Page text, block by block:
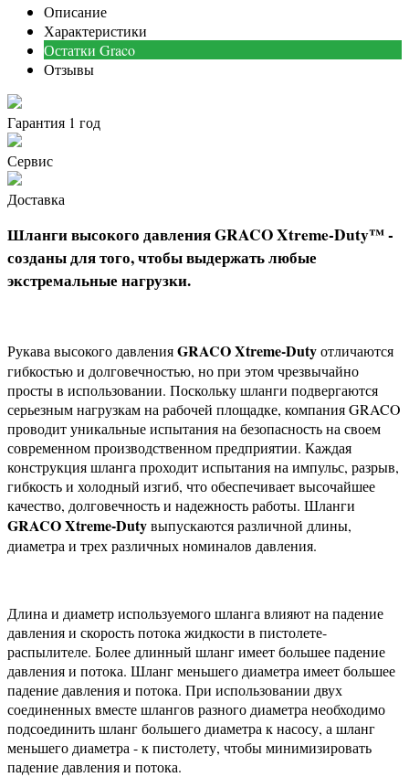
Описание
Характеристики
Остатки Graco
Отзывы
Гарантия 1 год
Сервис
Доставка
Шланги высокого давления GRACO Xtreme-Duty™ -
созданы для того, чтобы выдержать любые
экстремальные нагрузки.
Рукава высокого давленияGRACO Xtreme-Dutyотличаются
гибкостью и долговечностью, но при этом чрезвычайно
просты в использовании. Поскольку шланги подвергаются
серьезным нагрузкам на рабочей площадке, компания GRACO
проводит уникальные испытания на безопасность на своем
современном производственном предприятии. Каждая
конструкция шланга проходит испытания на импульс, разрыв,
гибкость и холодный изгиб, что обеспечивает высочайшее
качество, долговечность и надежность работы. Шланги
GRACO Xtreme-Dutyвыпускаются различной длины,
диаметра и трех различных номиналов давления.
Длина и диаметр используемого шланга влияют на падение
давления и скорость потока жидкости в пистолете-
распылителе. Более длинный шланг имеет большее падение
давления и потока. Шланг меньшего диаметра имеет большее
падение давления и потока. При использовании двух
соединенных вместе шлангов разного диаметра необходимо
подсоединить шланг большего диаметра к насосу, а шланг
меньшего диаметра - к пистолету, чтобы минимизировать
падение давления и потока.